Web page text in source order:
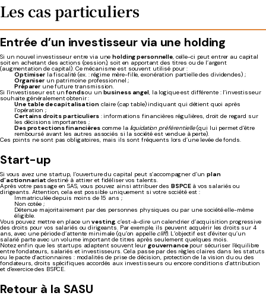
Les cas particuliers
Entrée d’un investisseur via une holding
Si un nouvel investisseur entre via uneholding personnelle, celle-ci peut entrer au capital
soit en achetant des actions (cession), soit en apportant des titres ou de l’argent
(augmentation de capital). Ce mécanisme est souvent utilisé pour :
Optimiserla fiscalité (ex. : régime mère-fille, exonération partielle des dividendes) ;
Organiserun patrimoine professionnel ;
Préparer une future transmission.
Si l’investisseur est un fondsou un business angel, la logique est différente : l’investisseur
souhaite généralement obtenir :
Une table de capitalisationclaire (cap table) indiquant qui détient quoi après
l’opération ;
Certains droits particuliers: informations financières régulières, droit de regard sur
les décisions importantes ;
Des protections financièrescomme la liquidation préférentielle(qui lui permet d’être
remboursé avant les autres associés si la société est vendue à perte).
Ces points ne sont pas obligatoires, mais ils sont fréquents lors d’une levée de fonds.
Start-up
Si vous avez une startup, l’ouverture du capital peut s’accompagner d’unplan
d’actionnariatdestiné à attirer et fidéliser vos talents.
Après votre passage en SAS, vous pouvez ainsi attribuer des BSPCE à vos salariés ou
dirigeants. Attention, cela est possible uniquement si votre société est :
Immatriculée depuis moins de 15 ans ;
Non cotée ;
Détenue majoritairement par des personnes physiques ou par une société elle-même
éligible.
Vous pouvez mettre en place unvesting, c’est-à-dire un calendrier d’acquisition progressive
des droits pour vos salariés ou dirigeants. Par exemple, ils peuvent acquérir les droits sur 4
ans, avec une période d’attente minimale (qu’on appelle cliff). L’objectif est d’éviter qu’un
salarié parte avec un volume important de titres après seulement quelques mois.
Notez enfin que les startups adaptent souvent leur gouvernancepour sécuriser l’équilibre
entre fondateurs, salariés et investisseurs. Cela passe par des règles claires dans les statuts
ou le pacte d’actionnaires : modalités de prise de décision, protection de la vision du ou des
fondateurs, droits spécifiques accordés aux investisseurs ou encore conditions d’attribution
et d’exercice des BSPCE.
Retour à la SASU